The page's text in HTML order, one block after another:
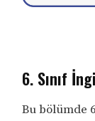
6. Sınıf
Bu bölümde